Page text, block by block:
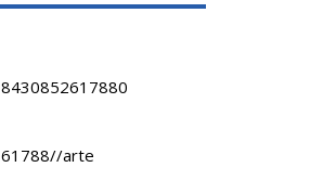
8430852617880
61788//arte